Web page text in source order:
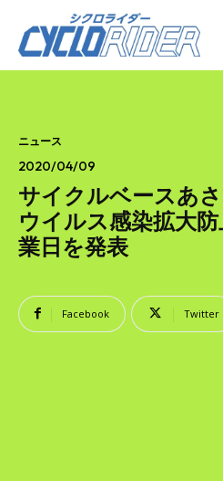
ニュース
2020/04/09
サイクルベースあ
ウイルス感染拡大
業日を発表
Facebook Twitter